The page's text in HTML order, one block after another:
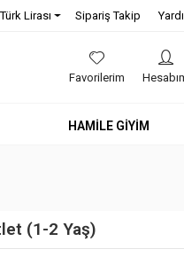
Lirası Sipariş Takip
Favorilerim
HAMİLE GİYİM
(1-2 Yaş)